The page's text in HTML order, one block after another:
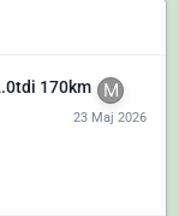
170km